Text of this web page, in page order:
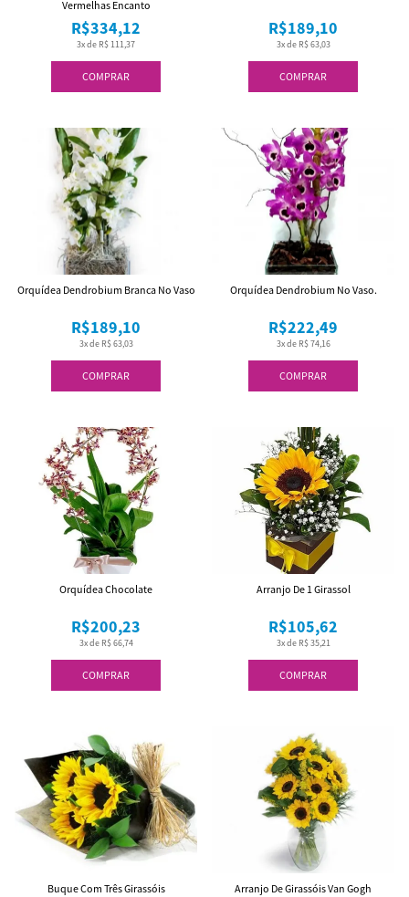
COMPRAR
3x de R$ 111,37
R$334,12
Vermelhas Encanto
COMPRAR
3x de R$ 63,03
R$189,10
COMPRAR
3x de R$ 63,03
R$189,10
Orquídea Dendrobium Branca No Vaso
COMPRAR
3x de R$ 74,16
R$222,49
Orquídea Dendrobium No Vaso.
COMPRAR
3x de R$ 66,74
R$200,23
Orquídea Chocolate
COMPRAR
3x de R$ 35,21
R$105,62
Arranjo De 1 Girassol
Buque Com Três Girassóis Arranjo De Girassóis Van Gogh